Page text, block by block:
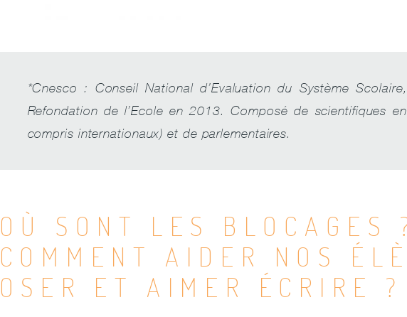
*Cnesco : Conseil National d’Evaluation du Système
Refondation de l’Ecole en 2013. Composé de scientifiques
compris internationaux) et de parlementaires.
OÙ SONT LES BLOCAGES
COMMENT AIDER NOS
OSER ET AIMER ÉCRIRE ?